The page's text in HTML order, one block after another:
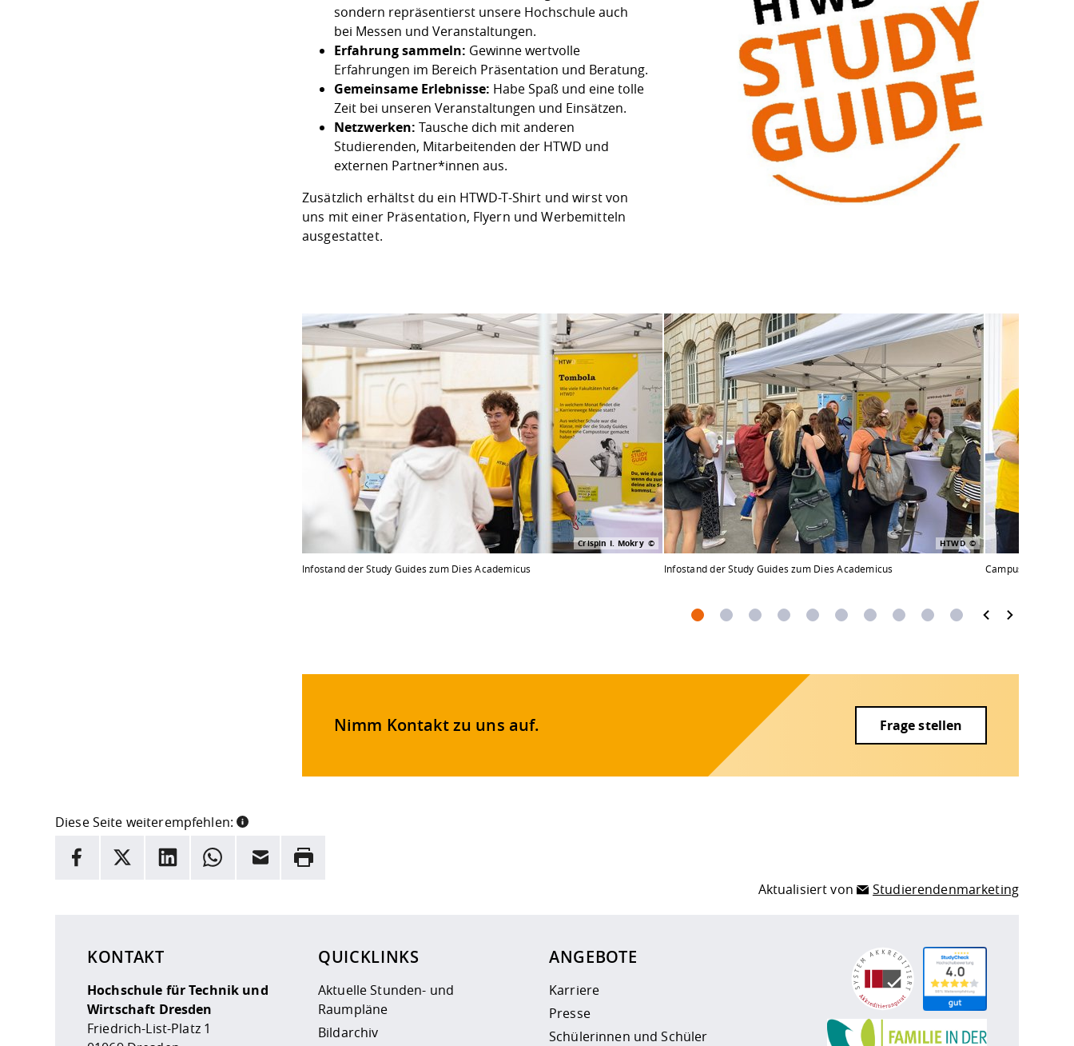
sondern repräsentierst unsere Hochschule auch
bei Messen und Veranstaltungen.
Erfahrung sammeln: Gewinne wertvolle
Erfahrungen im Bereich Präsentation und Beratung.
Gemeinsame Erlebnisse: Habe Spaß und eine tolle
Zeit bei unseren Veranstaltungen und Einsätzen.
Netzwerken: Tausche dich mit anderen
Studierenden, Mitarbeitenden der HTWD und
externen Partner*innen aus.
Zusätzlich erhältst du ein HTWD-T-Shirt und wirst von
uns mit einer Präsentation, Flyern und Werbemitteln
ausgestattet.
Crispin I. Mokry
Infostand der Study Guides zum Dies Academicus
HTWD
Infostand der Study Guides zum Dies Academicus Campustag 2024
Nimm Kontakt zu uns auf. Frage stellen
Diese Seite weiterempfehlen:
INFORMATION
Facebook
X LinkedInWhatsappE-Mail Drucken
Aktualisiert von Studierendenmarketing
KONTAKT
Hochschule für Technik und
Wirtschaft Dresden
Friedrich-List-Platz 1
QUICKLINKS
Aktuelle Stunden- und
Raumpläne
Bildarchiv
ANGEBOTE
Karriere
Presse
Schülerinnen und Schüler